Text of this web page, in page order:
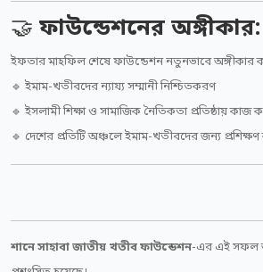
🤝 ফাউন্ডেশনের অঙ্গীকার:
ইফতার মাহফিল শেষে ফাউন্ডেশন নতুনভাবে
🔹 ইমাম-খতীবদের ন্যায্য সম্মানী নিশ্চিতকরণ
🔹 ইসলামী শিক্ষা ও সামাজিক নৈতিকতা প্রতিষ্ঠায় কাজ
🔹 দেশের প্রতিটি অঞ্চলে ইমাম-খতীবদের জন্য প্রশিক্ষণ
শানে সাহাবা জাতীয় খতীব ফাউন্ডেশন-এর এই সফল